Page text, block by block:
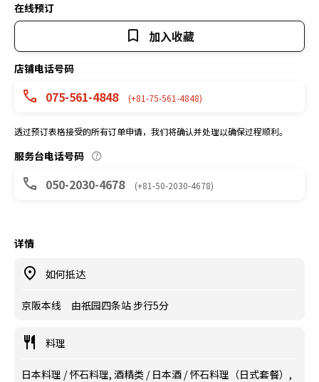
在线预订
加入收藏
店铺电话号码
075-561-4848 (+81-75-561-4848)
透过预订表格接受的所有订单申请，我们将确认并处理以确保过程顺利。
服务台电话号码
050-2030-4678 (+81-50-2030-4678)
详情
如何抵达
京阪本线 由祇园四条站 步行5分
料理
日本料理 / 怀石料理, 酒精类 / 日本酒 / 怀石料理（日式套餐）,